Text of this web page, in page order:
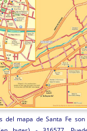
del mapa de Santa Fe